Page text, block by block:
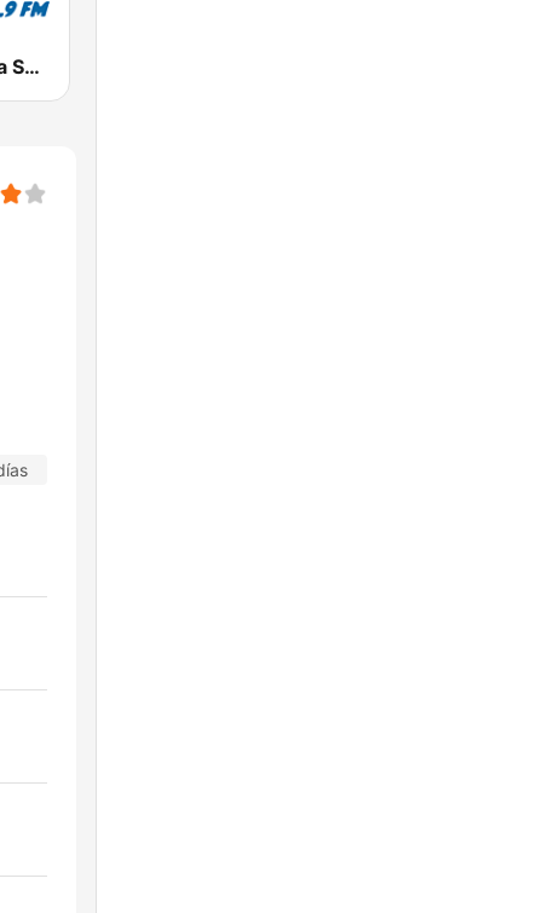
Radio Cadena Sonora